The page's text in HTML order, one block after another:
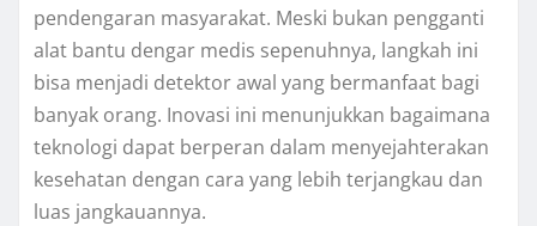
pendengaran masyarakat. Meski bukan pengganti
alat bantu dengar medis sepenuhnya, langkah ini
bisa menjadi detektor awal yang bermanfaat bagi
banyak orang. Inovasi ini menunjukkan bagaimana
teknologi dapat berperan dalam menyejahterakan
kesehatan dengan cara yang lebih terjangkau dan
luas jangkauannya.